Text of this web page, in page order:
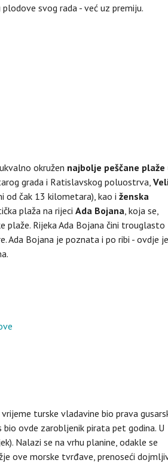
svog rada - već uz premiju.
okružen najbolje peščane plaže
grada i Ratislavskog poluostrva,
od čak 13 kilometara), kao i ženska
plaža na rijeci Ada Bojana , koja se,
plaže. Rijeka Ada Bojana čini trouglasto
Ada Bojana je poznata i po ribi - ovdje je
turske vladavine bio prava
bio ovde zarobljenik pirata pet godina. U
Nalazi se na vrhu planine, odakle se
ove morske tvrđave, prenoseći